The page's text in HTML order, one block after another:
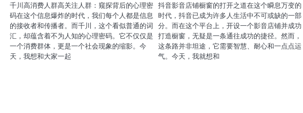
千川高消费人群高关注人群：窥探背后的心理密
码在这个信息爆炸的时代，我们每个人都是信息
的接收者和传播者。而千川，这个看似普通的词
汇，却蕴含着不为人知的心理密码。它不仅仅是
一个消费群体，更是一个社会现象的缩影。今
天，我想和大家一起
抖音影音店铺橱窗的打开之道在这个瞬息万变的
时代，抖音已成为许多人生活中不可或缺的一部
分。而在这个平台上，开设一个影音店铺并成功
打造橱窗，无疑是一条通往成功的捷径。然而，
这条路并非坦途，它需要智慧、耐心和一点点运
气。今天，我就想和